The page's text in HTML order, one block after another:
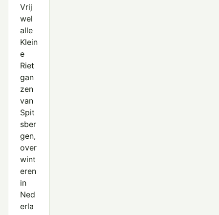
Vrij
wel
alle
Klein
e
Riet
gan
zen
van
Spit
sber
gen,
over
wint
eren
in
Ned
erla